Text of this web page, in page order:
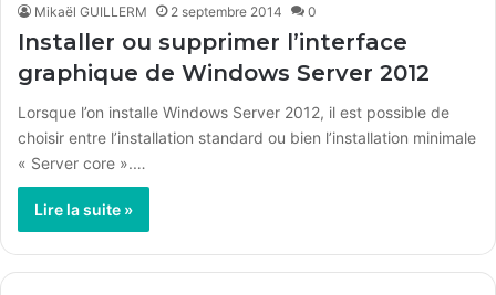
Mikaël GUILLERM 2 septembre 2014 0
Installer ou supprimer l’interface
graphique de Windows Server 2012
Lorsque l’on installe Windows Server 2012, il est possible de
choisir entre l’installation standard ou bien l’installation minimale
« Server core ».…
Lire la suite »